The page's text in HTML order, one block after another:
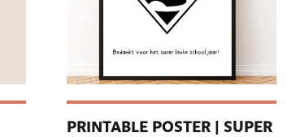
PRINTABLE POSTER | SUPER